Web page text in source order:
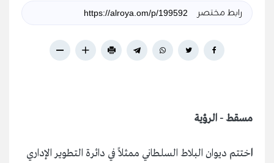
رابط مختصر
مسقط - الرؤية
اختتم ديوان البلاط السلطاني ممثلاً في دائرة التطوير الإداري